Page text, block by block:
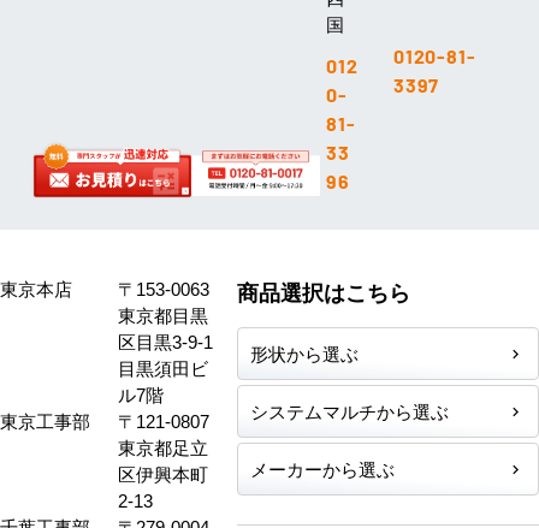
国
012
0-
81-
33
96
0120-81-
3397
東京本店
〒153-0063
東京都目黒
区目黒3-9-1
目黒須田ビ
ル7階
東京工事部
〒121-0807
東京都足立
区伊興本町
2-13
商品選択はこちら
形状から選ぶ
システムマルチから選ぶ
メーカーから選ぶ